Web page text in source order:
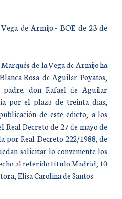
de Armijo.- BOE de 23 de
de la Vega de Armijo ha
Rosa de Aguilar Poyatos,
don Rafael de Aguilar
por el plazo de treinta días,
de este edicto, a los
Real Decreto de 27 de mayo de
por Real Decreto 222/1988, de
solicitar lo conveniente los
al referido título.Madrid, 10
Elisa Carolina de Santos.